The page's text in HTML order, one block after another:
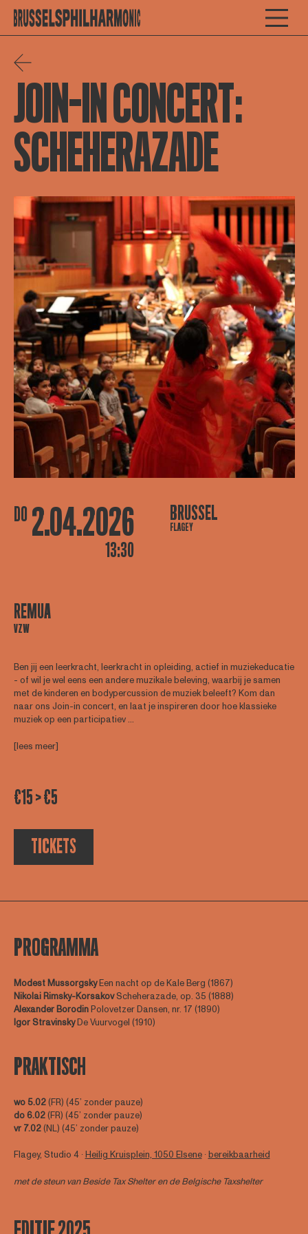
JOIN-IN CONCERT:
SCHEHERAZADE
DO 2.04.2026
13:30
BRUSSEL
FLAGEY
REMUA
VZW
Ben jij een leerkracht, leerkracht in opleiding, actief in muziekeducatie
- of wil je wel eens een andere muzikale beleving, waarbij je samen
met de kinderen en bodypercussion de muziek beleeft? Kom dan
naar ons Join-in concert, en laat je inspireren door hoe klassieke
muziek op een participatiev ...
[lees meer]
€15 > €5
TICKETS
PROGRAMMA
Modest MussorgskyEen nacht op de Kale Berg (1867)
Nikolai Rimsky-KorsakovScheherazade, op. 35 (1888)
Alexander BorodinPolovetzer Dansen, nr. 17 (1890)
IgorStravinskyDe Vuurvogel (1910)
PRAKTISCH
wo 5.02(FR) (45’ zonder pauze)
do 6.02(FR) (45’ zonder pauze)
vr 7.02(NL) (45’ zonder pauze)
Flagey, Studio 4 ∙Heilig Kruisplein, 1050 Elsene∙bereikbaarheid
met de steun vanBeside Tax Shelteren de Belgische Taxshelter